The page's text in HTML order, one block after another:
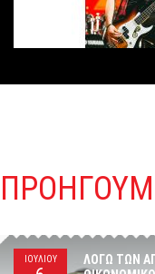
ΙΟΥΛIOY
ΛΌΓΩ ΤΩΝ